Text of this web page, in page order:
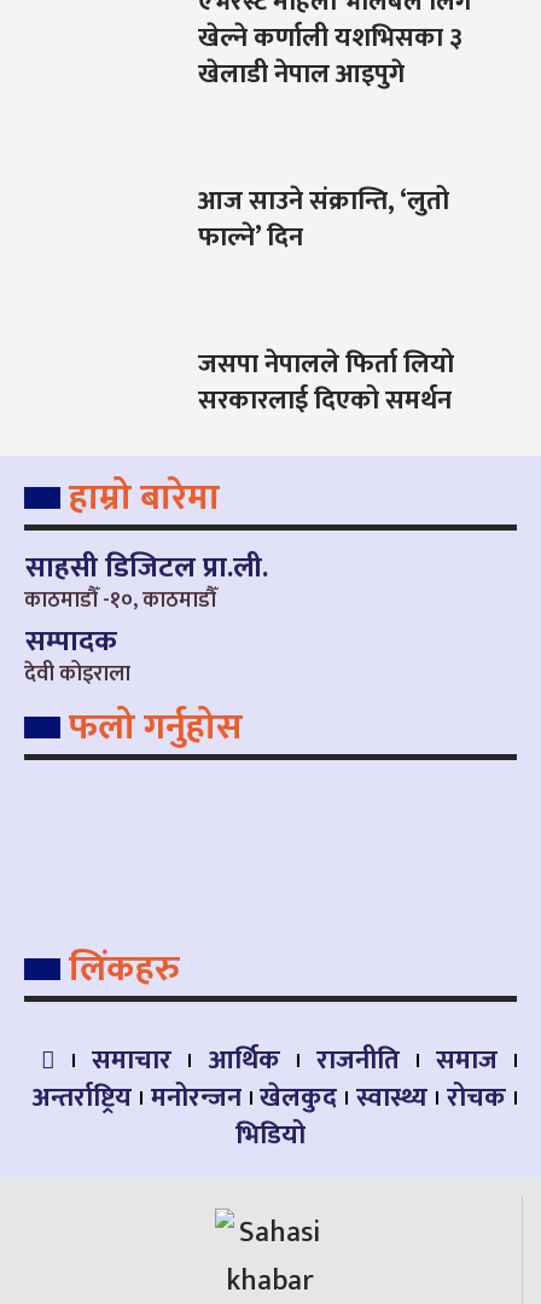
खेल्ने कर्णाली यशभिसका ३
खेलाडी नेपाल आइपुगे
आज साउने संक्रान्ति, ‘लुतो
फाल्ने’ दिन
जसपा नेपालले फिर्ता लियो
सरकारलाई दिएको समर्थन
हाम्रो बारेमा
साहसी डिजिटल प्रा.ली.
काठमाडौँ -१०, काठमाडौँ
सम्पादक
देवी कोइराला
फलो गर्नुहोस
लिंकहरु
समाचार आर्थिक राजनीति
समाज
अन्तर्राष्ट्रिय मनोरन्जन खेलकुद स्वास्थ्य रोचक
भिडियो